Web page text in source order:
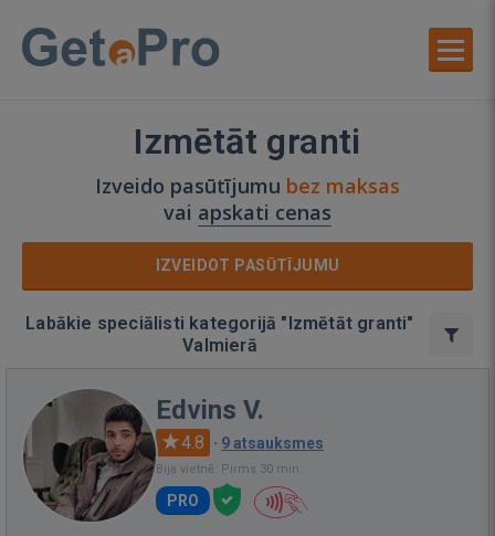
Izmētāt granti
Izveido pasūtījumu bez maksas
vai apskati cenas
IZVEIDOT PASŪTĪJUMU
Labākie speciālisti kategorijā "Izmētāt granti"
Valmierā
Edvins V.
4.8 · 9 atsauksmes
Bija vietnē: Pirms 30 min.
PRO